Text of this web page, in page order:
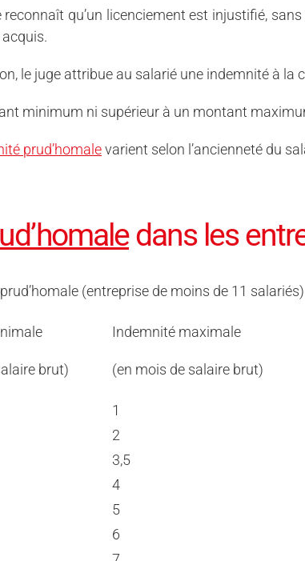
qu’un licenciement est injustifié,
le juge attribue au salarié une indemnité à la
minimum ni supérieur à un montant
prud’homalevarient selon l’ancienneté du
dans les
(entreprise de moins de 11 salariés)
brut)
Indemnité maximale
(en mois de salaire brut)
1
2
3,5
4
5
6